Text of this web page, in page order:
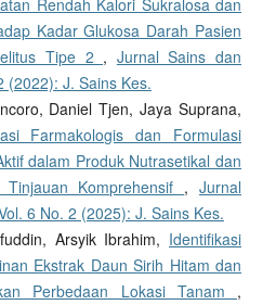
Rendah Kalori Sukralosa dan
Kadar Glukosa Darah Pasien
Tipe 2 , Jurnal Sains dan
(2022): J. Sains Kes.
Daniel Tjen, Jaya Suprana,
Farmakologis dan Formulasi
dalam Produk Nutrasetikal dan
Komprehensif ,Jurnal
6 No. 2 (2025): J. Sains Kes.
Arsyik Ibrahim, Identifikasi
Ekstrak Daun Sirih Hitam dan
Perbedaan Lokasi Tanam ,